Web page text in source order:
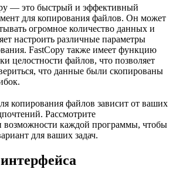
— это быстрый и эффективный
для копирования файлов. Он может
огромное количество данных и
настроить различные параметры
FastCopy также имеет функцию
целостности файлов, что позволяет
что данные были скопированы
копирования файлов зависит от ваших
Рассмотрите
возможности каждой программы, чтобы
для ваших задач.